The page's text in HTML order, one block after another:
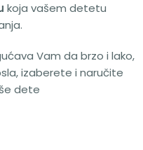
koja vašem detetu
Vam da brzo i lako,
izaberete i naručite
dete